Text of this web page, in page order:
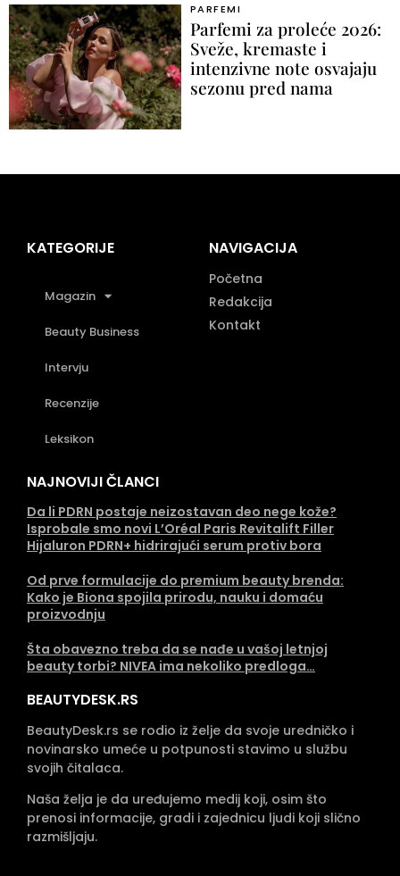
PARFEMI
Parfemi za proleće 2026:
Sveže, kremaste i
intenzivne note osvajaju
sezonu pred nama
KATEGORIJE
Magazin
Beauty Business
Intervju
Recenzije
Leksikon
NAVIGACIJA
Početna
Redakcija
Kontakt
NAJNOVIJI ČLANCI
Da li PDRN postaje neizostavan deo nege kože?
Isprobale smo novi L’Oréal Paris Revitalift Filler
Hijaluron PDRN+ hidrirajući serum protiv bora
Od prve formulacije do premium beauty brenda:
Kako je Biona spojila prirodu, nauku i domaću
proizvodnju
Šta obavezno treba da se nađe u vašoj letnjoj
beauty torbi? NIVEA ima nekoliko predloga…
BEAUTYDESK.RS
BeautyDesk.rs se rodio iz želje da svoje uredničko i
novinarsko umeće u potpunosti stavimo u službu
svojih čitalaca.
Naša želja je da uređujemo medij koji, osim što
prenosi informacije, gradi i zajednicu ljudi koji slično
razmišljaju.